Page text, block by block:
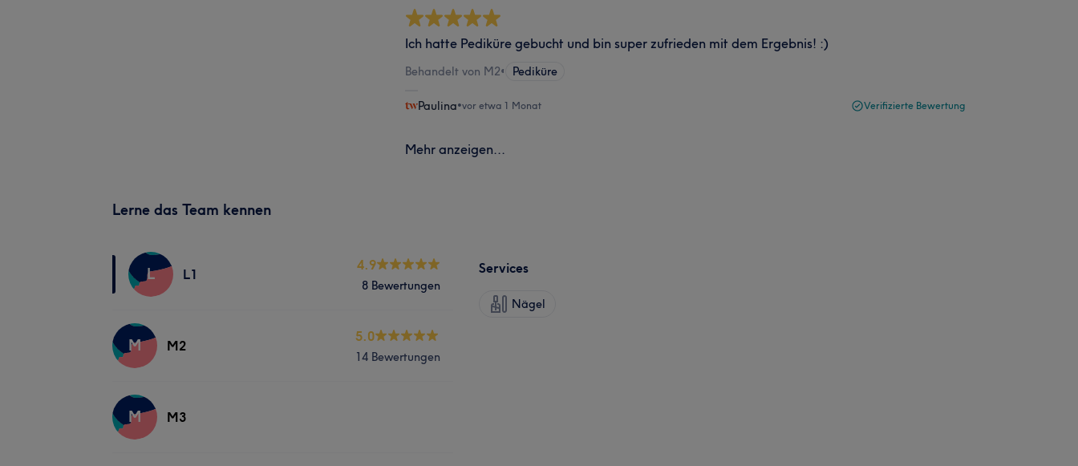
Ich hatte Pediküre gebucht und bin super zufrieden mit dem Ergebnis! :)
Behandelt von M2• Pediküre
Paulina•vor etwa 1 Monat Verifizierte Bewertung
Mehr anzeigen...
Lerne das Team kennen
L L1
4.9
8 Bewertungen
M M2
5.0
14 Bewertungen
M M3
Services
Nägel